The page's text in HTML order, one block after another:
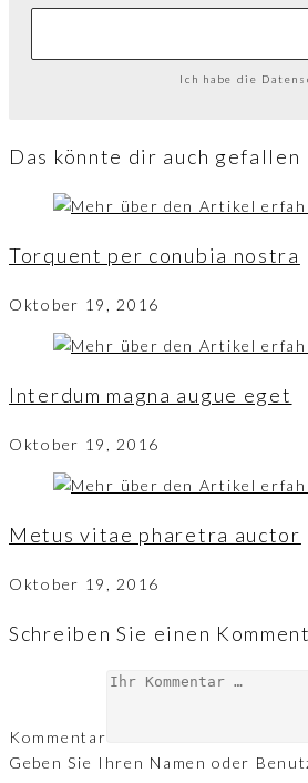
Ich habe die
Das könnte dir auch gefallen
Torquent per conubia nostra
Oktober 19, 2016
Interdum magna augue eget
Oktober 19, 2016
Metus vitae pharetra auctor
Oktober 19, 2016
Schreiben Sie einen
Kommentar
Geben Sie Ihren Namen oder